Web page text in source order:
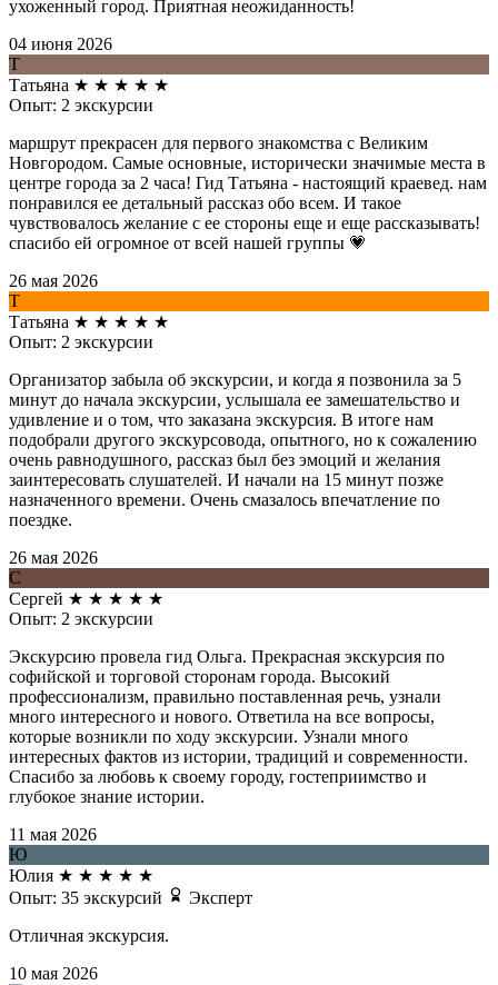
ухоженный город. Приятная неожиданность!
04 июня 2026
Т
Татьяна ★ ★ ★ ★ ★
Опыт: 2 экскурсии
маршрут прекрасен для первого знакомства с Великим
Новгородом. Самые основные, исторически значимые места в
центре города за 2 часа! Гид Татьяна - настоящий краевед. нам
понравился ее детальный рассказ обо всем. И такое
чувствовалось желание с ее стороны еще и еще рассказывать!
спасибо ей огромное от всей нашей группы 💗
26 мая 2026
Т
Татьяна ★ ★ ★ ★ ★
Опыт: 2 экскурсии
Организатор забыла об экскурсии, и когда я позвонила за 5
минут до начала экскурсии, услышала ее замешательство и
удивление и о том, что заказана экскурсия. В итоге нам
подобрали другого экскурсовода, опытного, но к сожалению
очень равнодушного, рассказ был без эмоций и желания
заинтересовать слушателей. И начали на 15 минут позже
назначенного времени. Очень смазалось впечатление по
поездке.
26 мая 2026
С
Сергей ★ ★ ★ ★ ★
Опыт: 2 экскурсии
Экскурсию провела гид Ольга. Прекрасная экскурсия по
софийской и торговой сторонам города. Высокий
профессионализм, правильно поставленная речь, узнали
много интересного и нового. Ответила на все вопросы,
которые возникли по ходу экскурсии. Узнали много
интересных фактов из истории, традиций и современности.
Спасибо за любовь к своему городу, гостеприимство и
глубокое знание истории.
11 мая 2026
Ю
Юлия ★ ★ ★ ★ ★
Опыт: 35 экскурсий
Эксперт
Отличная экскурсия.
10 мая 2026